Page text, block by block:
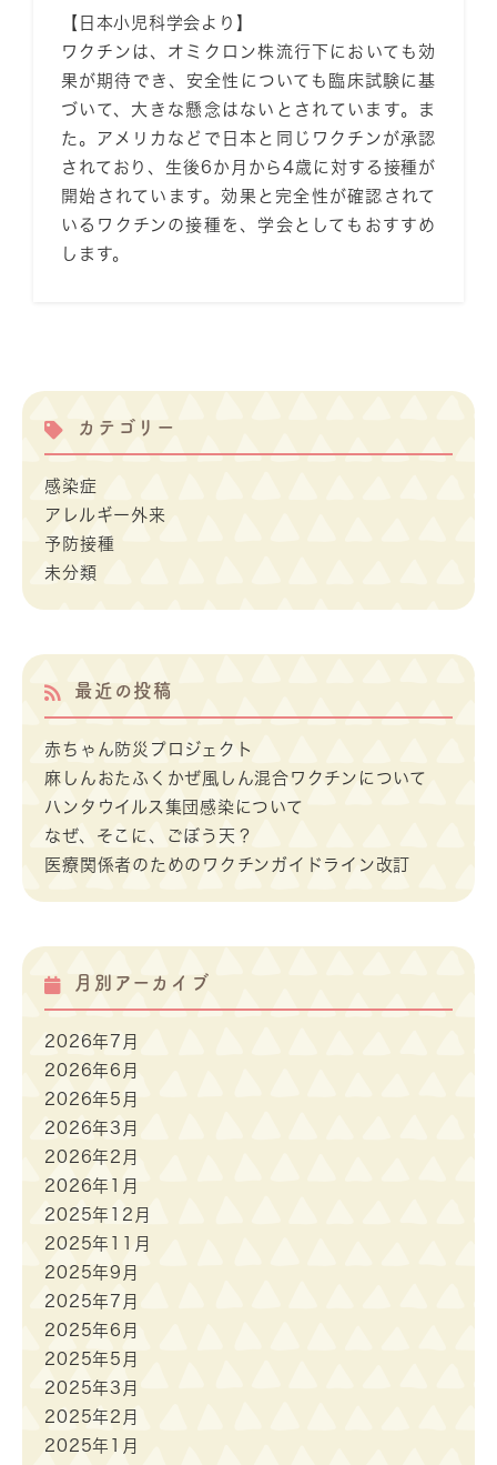
【日本小児科学会より】
ワクチンは、オミクロン株流行下においても効
果が期待でき、安全性についても臨床試験に基
づいて、大きな懸念はないとされています。ま
た。アメリカなどで日本と同じワクチンが承認
されており、生後6か月から4歳に対する接種が
開始されています。効果と完全性が確認されて
いるワクチンの接種を、学会としてもおすすめ
します。
カテゴリー
感染症
アレルギー外来
予防接種
未分類
最近の投稿
赤ちゃん防災プロジェクト
麻しんおたふくかぜ風しん混合ワクチンについて
ハンタウイルス集団感染について
なぜ、そこに、ごぼう天？
医療関係者のためのワクチンガイドライン改訂
月別アーカイブ
2026年7月
2026年6月
2026年5月
2026年3月
2026年2月
2026年1月
2025年12月
2025年11月
2025年9月
2025年7月
2025年6月
2025年5月
2025年3月
2025年2月
2025年1月